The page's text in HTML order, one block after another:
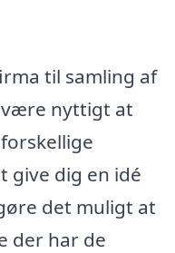
til samling af
være nyttigt at
give dig en idé
det muligt at
der har de